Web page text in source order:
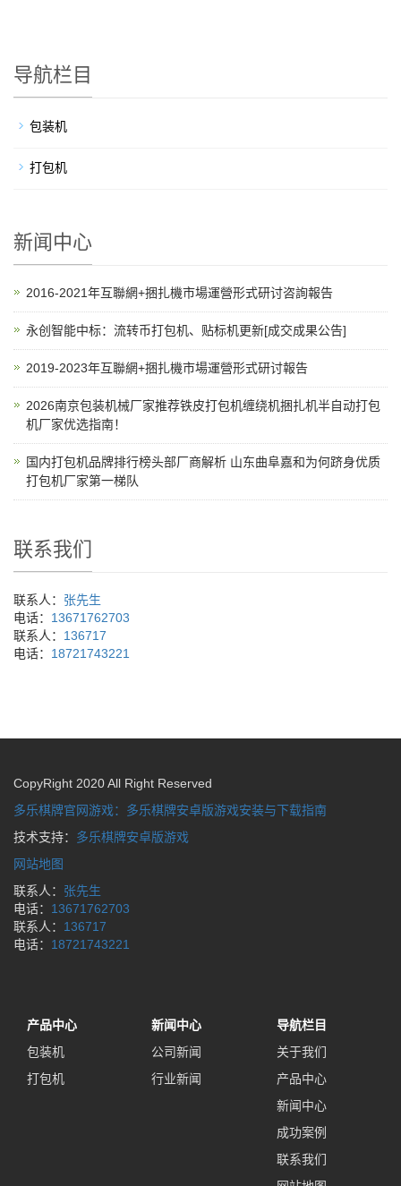
导航栏目
包装机
打包机
新闻中心
2016-2021年互聯網+捆扎機市場運營形式研讨咨詢報告
永创智能中标：流转币打包机、贴标机更新[成交成果公告]
2019-2023年互聯網+捆扎機市場運營形式研讨報告
2026南京包装机械厂家推荐铁皮打包机缠绕机捆扎机半自动打包
机厂家优选指南！
国内打包机品牌排行榜头部厂商解析 山东曲阜嘉和为何跻身优质
打包机厂家第一梯队
联系我们
联系人： 张先生
电话： 13671762703
联系人： 136717
电话： 18721743221
CopyRight 2020 All Right Reserved
多乐棋牌官网游戏：多乐棋牌安卓版游戏安装与下载指南
技术支持： 多乐棋牌安卓版游戏
网站地图
联系人： 张先生
电话： 13671762703
联系人： 136717
电话： 18721743221
产品中心
包装机
打包机
新闻中心
公司新闻
行业新闻
导航栏目
关于我们
产品中心
新闻中心
成功案例
联系我们